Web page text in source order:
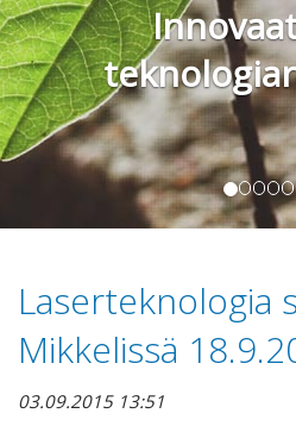
Laserteknologia
Mikkelissä
03.09.2015 13:51